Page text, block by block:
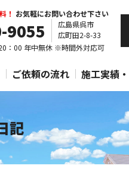
！ お気軽にお問い合わせ下さい
9055
広島県呉市
広町田2-8-33
：00 年中無休 ※時間外対応可
ご依頼の流れ 施工実績
記